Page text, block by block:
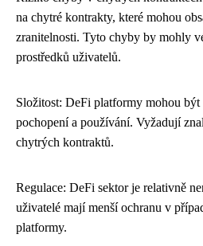
na chytré kontrakty, které mohou
zranitelnosti. Tyto chyby by mohly
prostředků uživatelů.
Složitost: DeFi platformy mohou být
pochopení a používání. Vyžadují
chytrých kontraktů.
Regulace: DeFi sektor je relativně
uživatelé mají menší ochranu v
platformy.